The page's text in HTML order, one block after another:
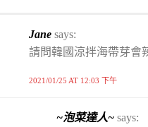
Jane says:
請問韓國涼拌海帶芽會
2021/01/25 AT 12:03 下午
~泡菜達人~ says: